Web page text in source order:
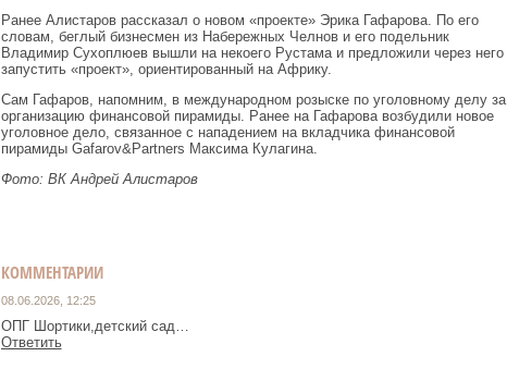
Ранее Алистаров рассказал о новом «проекте» Эрика Гафарова. По его
словам, беглый бизнесмен из Набережных Челнов и его подельник
Владимир Сухоплюев вышли на некоего Рустама и предложили через него
запустить «проект», ориентированный на Африку.
Сам Гафаров, напомним, в международном розыске по уголовному делу за
организацию финансовой пирамиды. Ранее на Гафарова возбудили новое
уголовное дело, связанное с нападением на вкладчика финансовой
пирамиды Gafarov&Partners Максима Кулагина.
Фото: ВК Андрей Алистаров
КОММЕНТАРИИ
08.06.2026, 12:25
ОПГ Шортики,детский сад…
Ответить